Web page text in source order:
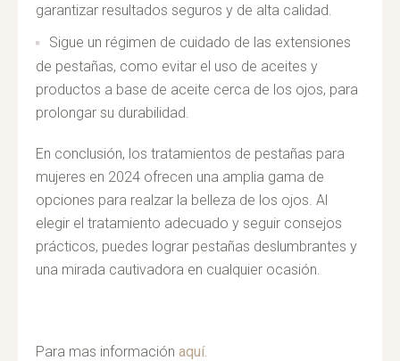
garantizar resultados seguros y de alta calidad.
Sigue un régimen de cuidado de las extensiones
de pestañas, como evitar el uso de aceites y
productos a base de aceite cerca de los ojos, para
prolongar su durabilidad.
En conclusión, los tratamientos de pestañas para
mujeres en 2024 ofrecen una amplia gama de
opciones para realzar la belleza de los ojos. Al
elegir el tratamiento adecuado y seguir consejos
prácticos, puedes lograr pestañas deslumbrantes y
una mirada cautivadora en cualquier ocasión.
Para mas informaciónaquí.